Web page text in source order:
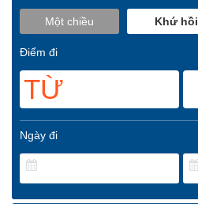
Một chiều Khứ hồi
Điểm đi
TỪ
Ngày đi